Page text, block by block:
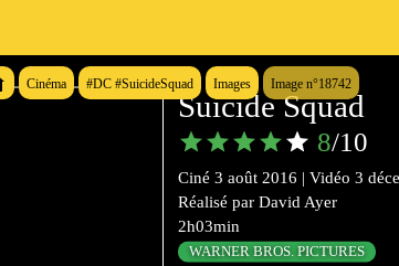
Cinéma #DC #SuicideSquad Images Image n°18742
Suicide Squad
8/10
Ciné 3 août 2016 | Vidéo 3
Réalisé par David Ayer
2h03min
WARNER BROS. PICTURES